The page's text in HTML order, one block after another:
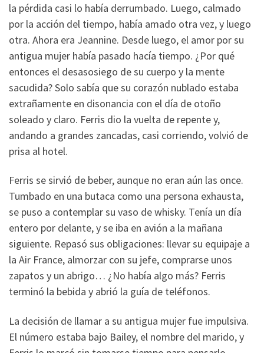
la pérdida casi lo había derrumbado. Luego, calmado
por la acción del tiempo, había amado otra vez, y luego
otra. Ahora era Jeannine. Desde luego, el amor por su
antigua mujer había pasado hacía tiempo. ¿Por qué
entonces el desasosiego de su cuerpo y la mente
sacudida? Solo sabía que su corazón nublado estaba
extrañamente en disonancia con el día de otoño
soleado y claro. Ferris dio la vuelta de repente y,
andando a grandes zancadas, casi corriendo, volvió de
prisa al hotel.
Ferris se sirvió de beber, aunque no eran aún las once.
Tumbado en una butaca como una persona exhausta,
se puso a contemplar su vaso de whisky. Tenía un día
entero por delante, y se iba en avión a la mañana
siguiente. Repasó sus obligaciones: llevar su equipaje a
la Air France, almorzar con su jefe, comprarse unos
zapatos y un abrigo… ¿No había algo más? Ferris
terminó la bebida y abrió la guía de teléfonos.
La decisión de llamar a su antigua mujer fue impulsiva.
El número estaba bajo Bailey, el nombre del marido, y